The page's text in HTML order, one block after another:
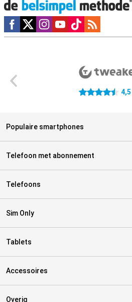
Social media
4.5 sterren 4,5
Populaire smartphones
Telefoon met abonnement
Telefoons
Sim Only
Tablets
Accessoires
Overig